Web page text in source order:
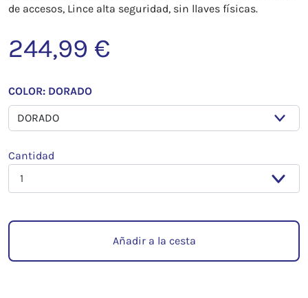
de accesos, Lince alta seguridad, sin llaves físicas.
244,99 €
COLOR: DORADO
Cantidad
Añadir a la cesta